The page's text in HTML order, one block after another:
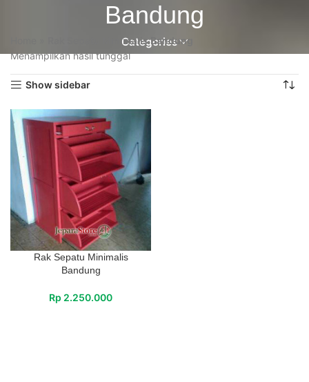
Bandung
Categories
Rak Sepatu Minimalis Bandung
Menampilkan hasil tunggal
Show sidebar
Rak Sepatu Minimalis
Bandung
Rp 2.250.000